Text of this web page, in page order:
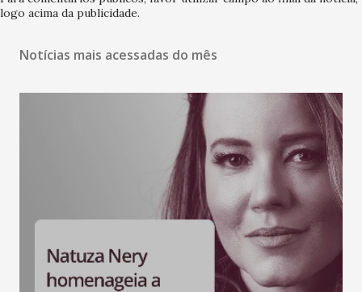
logo acima da publicidade.
Notícias mais acessadas do mês